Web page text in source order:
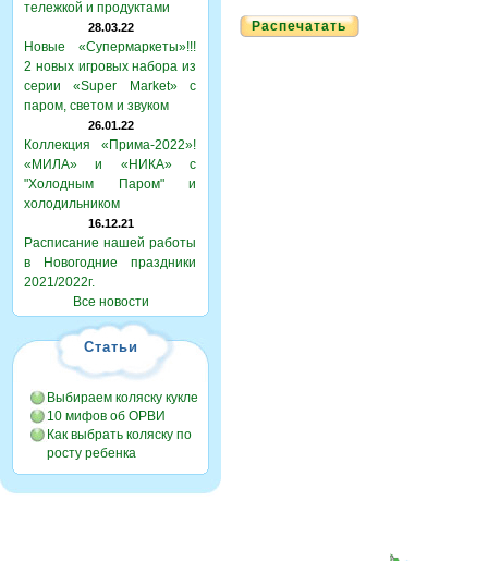
тележкой и продуктами
28.03.22
Новые «Супермаркеты»!!!
2 новых игровых набора из
серии «Super Market» с
паром, светом и звуком
26.01.22
Коллекция «Прима-2022»!
«МИЛА» и «НИКА» с
"Холодным Паром" и
холодильником
16.12.21
Расписание нашей работы
в Новогодние праздники
2021/2022г.
Все новости
Статьи
Выбираем коляску кукле
10 мифов об ОРВИ
Как выбрать коляску по
росту ребенка
Распечатать